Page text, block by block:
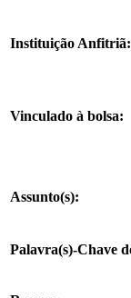
Instituição Anfitriã:
Vinculado à bolsa:
Assunto(s):
Palavra(s)-Chave